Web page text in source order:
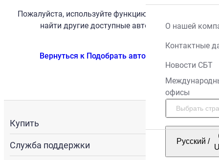
О нашей
Контактные
Новости СБТ
офисы
Русский /
Пожалуйста, используйте функцию поиска, чтобы
найти другие доступные автомобили.
Вернуться к Подобрать автомобиль
Купить
Служба поддержки